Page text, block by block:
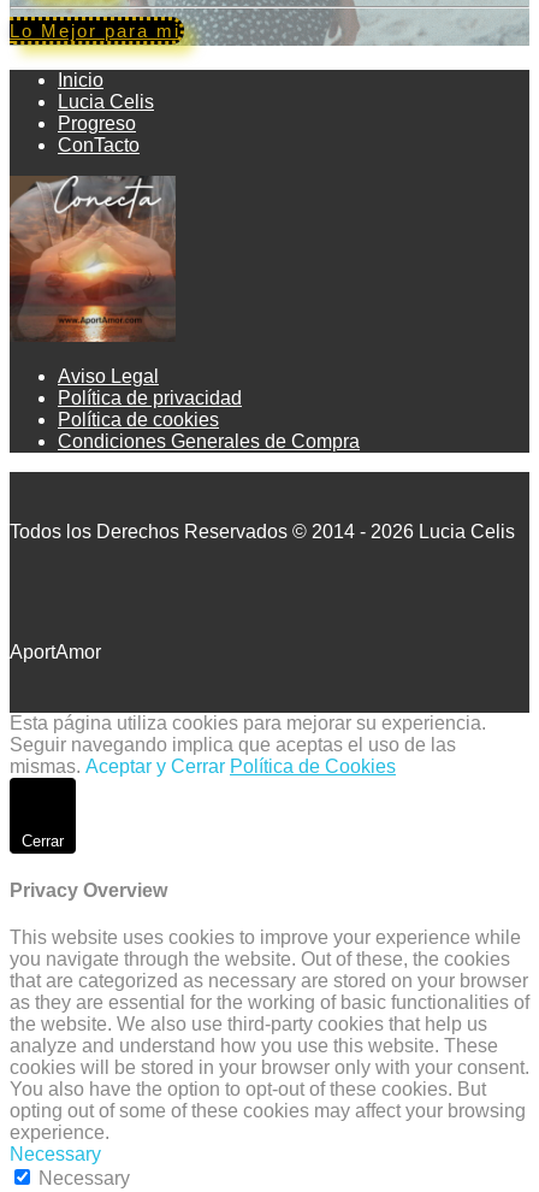
Lo Mejor para mi
Inicio
Lucia Celis
Progreso
ConTacto
Aviso Legal
Política de privacidad
Política de cookies
Condiciones Generales de Compra
Todos los Derechos Reservados © 2014 - 2026 Lucia Celis
AportAmor
Esta página utiliza cookies para mejorar su experiencia.
Seguir navegando implica que aceptas el uso de las
mismas. Aceptar y Cerrar Política de Cookies
Cerrar
Privacy Overview
This website uses cookies to improve your experience while
you navigate through the website. Out of these, the cookies
that are categorized as necessary are stored on your browser
as they are essential for the working of basic functionalities of
the website. We also use third-party cookies that help us
analyze and understand how you use this website. These
cookies will be stored in your browser only with your consent.
You also have the option to opt-out of these cookies. But
opting out of some of these cookies may affect your browsing
experience.
Necessary
Necessary